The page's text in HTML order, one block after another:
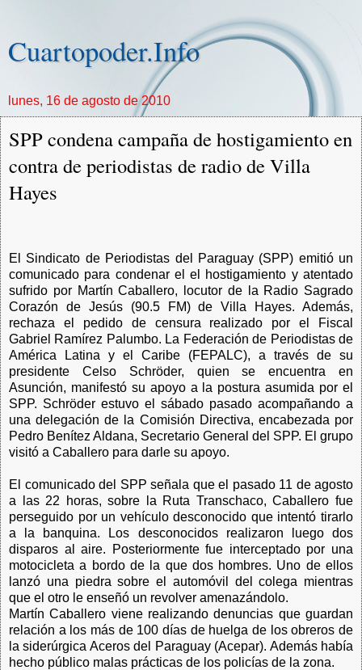
Cuartopoder.Info
lunes, 16 de agosto de 2010
SPP condena campaña de hostigamiento en
contra de periodistas de radio de Villa
Hayes
El Sindicato de Periodistas del Paraguay (SPP) emitió un
comunicado para condenar el el hostigamiento y atentado
sufrido por Martín Caballero, locutor de la Radio Sagrado
Corazón de Jesús (90.5 FM) de Villa Hayes. Además,
rechaza el pedido de censura realizado por el Fiscal
Gabriel Ramírez Palumbo. La Federación de Periodistas de
América Latina y el Caribe (FEPALC), a través de su
presidente Celso Schröder, quien se encuentra en
Asunción, manifestó su apoyo a la postura asumida por el
SPP. Schröder estuvo el sábado pasado acompañando a
una delegación de la Comisión Directiva, encabezada por
Pedro Benítez Aldana, Secretario General del SPP. El grupo
visitó a Caballero para darle su apoyo.
El comunicado del SPP señala que el pasado 11 de agosto
a las 22 horas, sobre la Ruta Transchaco, Caballero fue
perseguido por un vehículo desconocido que intentó tirarlo
a la banquina. Los desconocidos realizaron luego dos
disparos al aire. Posteriormente fue interceptado por una
motocicleta a bordo de la que dos hombres. Uno de ellos
lanzó una piedra sobre el automóvil del colega mientras
que el otro le enseñó un revolver amenazándolo.
Martín Caballero viene realizando denuncias que guardan
relación a los más de 100 días de huelga de los obreros de
la siderúrgica Aceros del Paraguay (Acepar). Además había
hecho público malas prácticas de los policías de la zona.